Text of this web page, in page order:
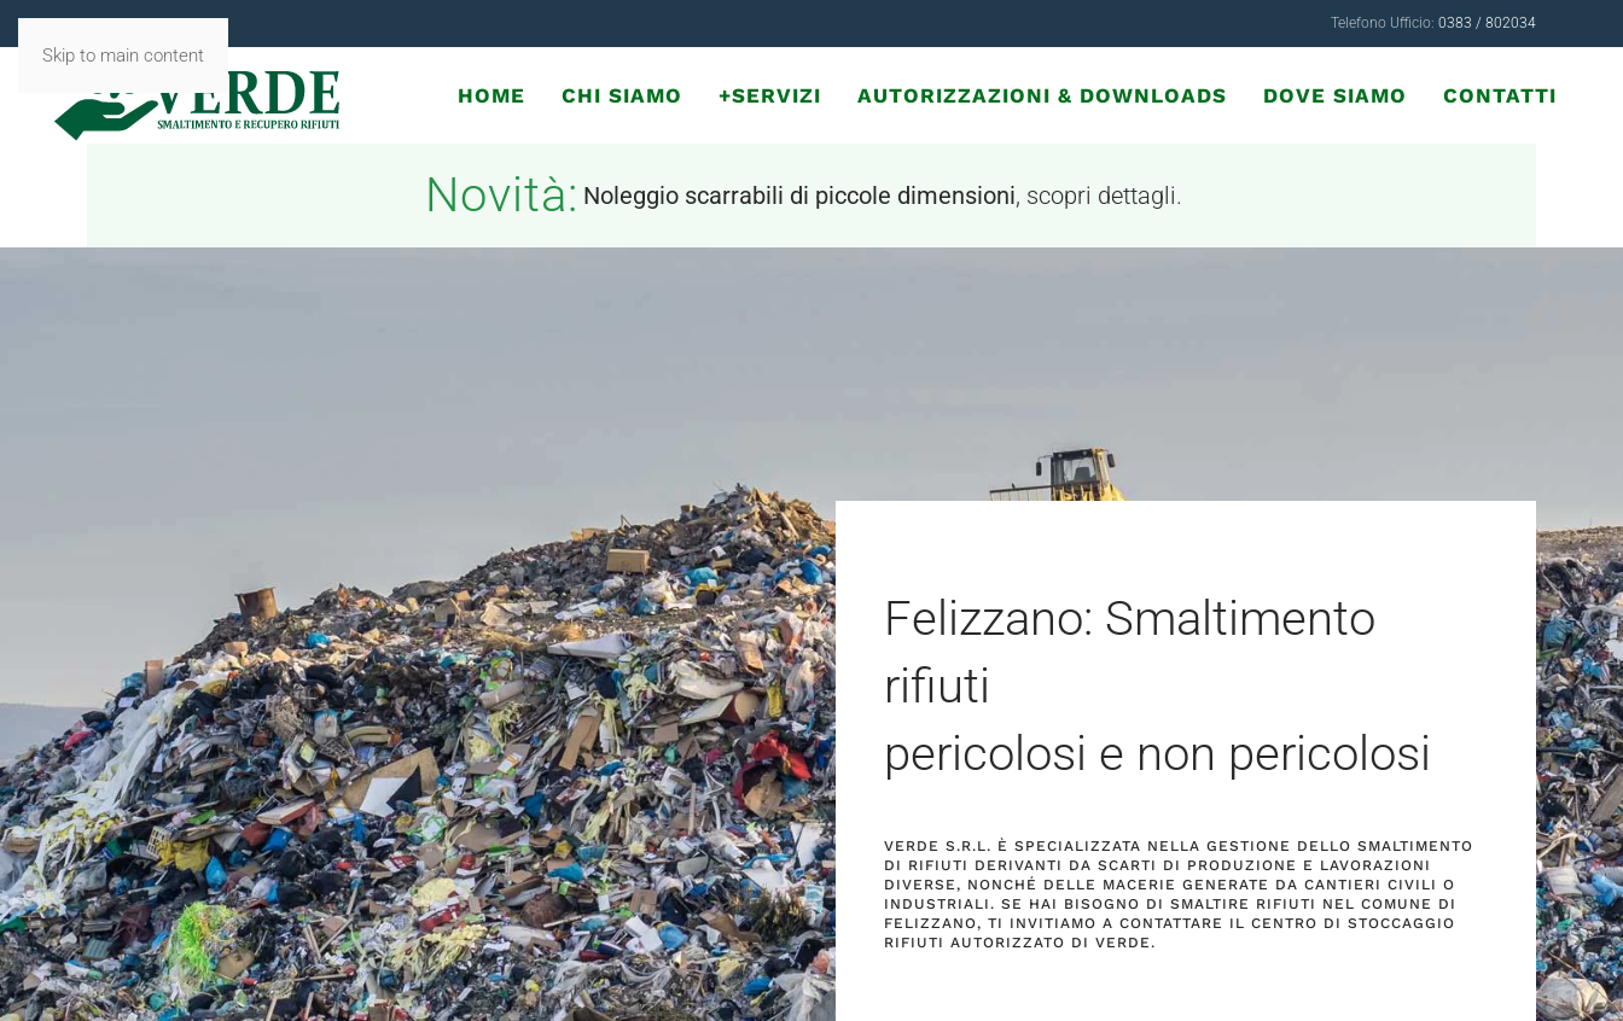
Skip to main content
Telefono Ufficio: 0383 / 802034
HOME CHI SIAMO +SERVIZI AUTORIZZAZIONI & DOWNLOADS DOVE SIAMO CONTATTI
Novità: Noleggio scarrabili di piccole dimensioni, scopri dettagli.
Felizzano: Smaltimento
rifiuti
pericolosi e non pericolosi
VERDE S.R.L. È SPECIALIZZATA NELLA GESTIONE DELLO SMALTIMENTO
DI RIFIUTI DERIVANTI DA SCARTI DI PRODUZIONE E LAVORAZIONI
DIVERSE, NONCHÉ DELLE MACERIE GENERATE DA CANTIERI CIVILI O
INDUSTRIALI. SE HAI BISOGNO DI SMALTIRE RIFIUTI NEL COMUNE DI
FELIZZANO, TI INVITIAMO A CONTATTARE IL CENTRO DI STOCCAGGIO
RIFIUTI AUTORIZZATO DI VERDE.